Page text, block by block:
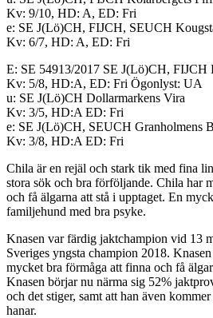
Kv: 9/10, HD: A, ED: Fri
e: SE J(Lö)CH, FIJCH, SEUCH
Kv: 6/7, HD: A, ED: Fri
E: SE 54913/2017 SE J(Lö)CH, FIJCH
Kv: 5/8, HD:A, ED: Fri Ögonlyst: UA
u: SE J(Lö)CH Dollarmarkens Vira
Kv: 3/5, HD:A ED: Fri
e: SE J(Lö)CH, SEUCH Granholmens
Kv: 3/8, HD:A ED: Fri
Chila är en rejäl och stark tik med fina
stora sök och bra förföljande. Chila har
och få älgarna att stå i upptaget. En
familjehund med bra psyke.
Knasen var färdig jaktchampion vid 13
Sveriges yngsta champion 2018.
mycket bra förmåga att finna och få
Knasen börjar nu närma sig 52%
och det stiger, samt att han även
hanar.